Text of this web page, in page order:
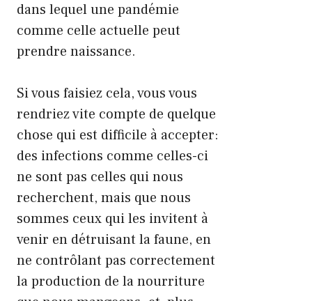
dans lequel une pandémie
comme celle actuelle peut
prendre naissance.
Si vous faisiez cela, vous vous
rendriez vite compte de quelque
chose qui est difficile à accepter:
des infections comme celles-ci
ne sont pas celles qui nous
recherchent, mais que nous
sommes ceux qui les invitent à
venir en détruisant la faune, en
ne contrôlant pas correctement
la production de la nourriture